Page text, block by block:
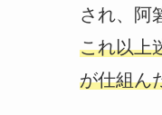
され、阿
これ以上
が仕組ん